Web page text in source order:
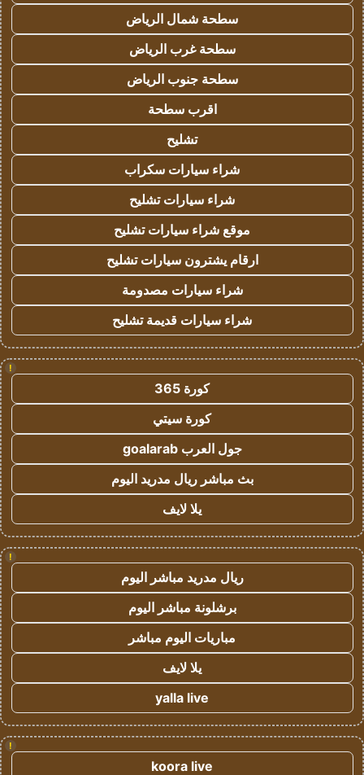
سطحة شمال الرياض
سطحة غرب الرياض
سطحة جنوب الرياض
اقرب سطحة
تشليح
شراء سيارات سكراب
شراء سيارات تشليح
موقع شراء سيارات تشليح
ارقام يشترون سيارات تشليح
شراء سيارات مصدومة
شراء سيارات قديمة تشليح
!
كورة 365
كورة سيتي
جول العرب goalarab
بث مباشر ريال مدريد اليوم
يلا لايف
!
ريال مدريد مباشر اليوم
برشلونة مباشر اليوم
مباريات اليوم مباشر
يلا لايف
yalla live
!
koora live